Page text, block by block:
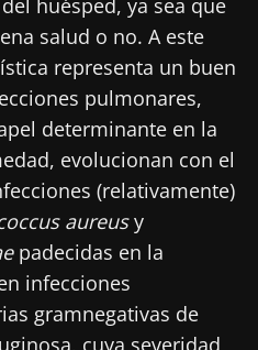
huésped, ya sea que
salud o no. A este
representa un buen
pulmonares,
determinante en la
evolucionan con el
(relativamente)
aureusy
padecidas en la
infecciones
gramnegativas de